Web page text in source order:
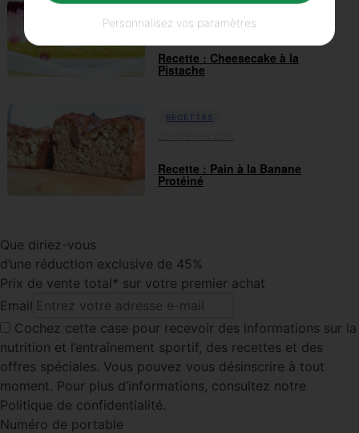
RECETTES
24th février 2017
Recette : Cheesecake à la
Pistache
RECETTES
Recette : Pain à la Banane
Protéiné
Que diriez-vous
d’une réduction exclusive de 45%
Prix de vente total* sur votre premier achat
Email
Cochez cette case pour recevoir des informations sur la
nutrition et l’entraînement sportif, des recettes et des
offres spéciales. Vous pouvez vous désinscrire à tout
moment. Pour plus d’informations, consultez notre
Politique de confidentialité.
Numéro de portable
Personnalisez vos paramètres